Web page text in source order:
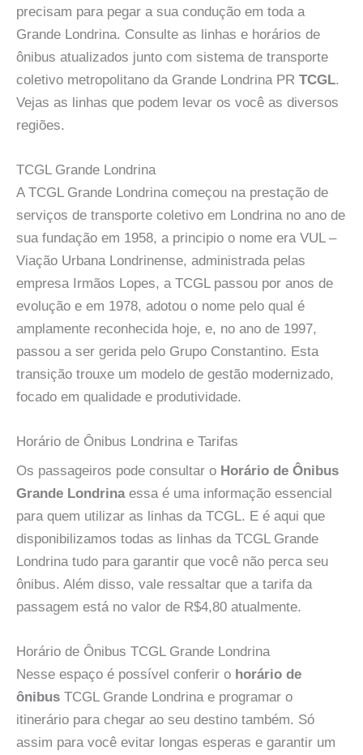
precisam para pegar a sua condução em toda a
Grande Londrina. Consulte as linhas e horários de
ônibus atualizados junto com sistema de transporte
coletivo metropolitano da Grande Londrina PR TCGL.
Vejas as linhas que podem levar os você as diversos
regiões.
TCGL Grande Londrina
A TCGL Grande Londrina começou na prestação de
serviços de transporte coletivo em Londrina no ano de
sua fundação em 1958, a principio o nome era VUL –
Viação Urbana Londrinense, administrada pelas
empresa Irmãos Lopes, a TCGL passou por anos de
evolução e em 1978, adotou o nome pelo qual é
amplamente reconhecida hoje, e, no ano de 1997,
passou a ser gerida pelo Grupo Constantino. Esta
transição trouxe um modelo de gestão modernizado,
focado em qualidade e produtividade.
Horário de Ônibus Londrina e Tarifas
Os passageiros pode consultar o Horário de Ônibus
Grande Londrinaessa é uma informação essencial
para quem utilizar as linhas da TCGL. E é aqui que
disponibilizamos todas as linhas da TCGL Grande
Londrina tudo para garantir que você não perca seu
ônibus. Além disso, vale ressaltar que a tarifa da
passagem está no valor de R$4,80 atualmente.
Horário de Ônibus TCGL Grande Londrina
Nesse espaço é possível conferir o horário de
ônibus TCGL Grande Londrina e programar o
itinerário para chegar ao seu destino também. Só
assim para você evitar longas esperas e garantir um